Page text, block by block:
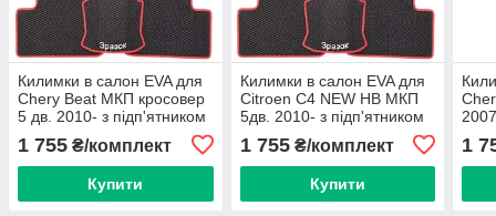
Килимки в салон EVA для
Chery Beat МКП кросовер
5 дв. 2010- з підп'ятником
1 755 ₴/комплект
Купити
Килимки в салон EVA для
Citroen C4 NEW HB МКП
5дв. 2010- з підп'ятником
1 755₴/комплект
Купити
1